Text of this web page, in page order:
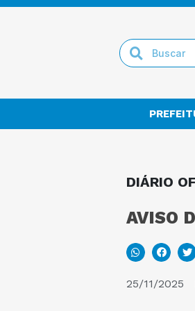
DIÁRIO
AVISO
25/11/2025